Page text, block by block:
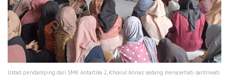
Ustad pendamping dari SMK Antartika 2, Khoirul Annas sedang menasehati santriwati